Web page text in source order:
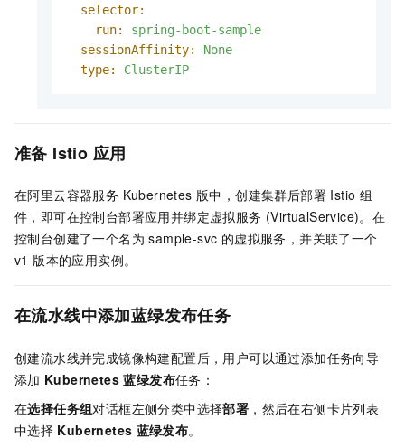
selector:
run:
spring-boot-sample
sessionAffinity:
None
type:
ClusterIP
准备 Istio 应用
在阿里云容器服务 Kubernetes 版中，创建集群后部署 Istio 组
件，即可在控制台部署应用并绑定虚拟服务 (VirtualService)。在
控制台创建了一个名为 sample-svc 的虚拟服务，并关联了一个
v1 版本的应用实例。
在流水线中添加蓝绿发布任务
创建流水线并完成镜像构建配置后，用户可以通过添加任务向导
添加 Kubernetes 蓝绿发布任务：
在选择任务组对话框左侧分类中选择部署 ，然后在右侧卡片列表
中选择 Kubernetes 蓝绿发布。